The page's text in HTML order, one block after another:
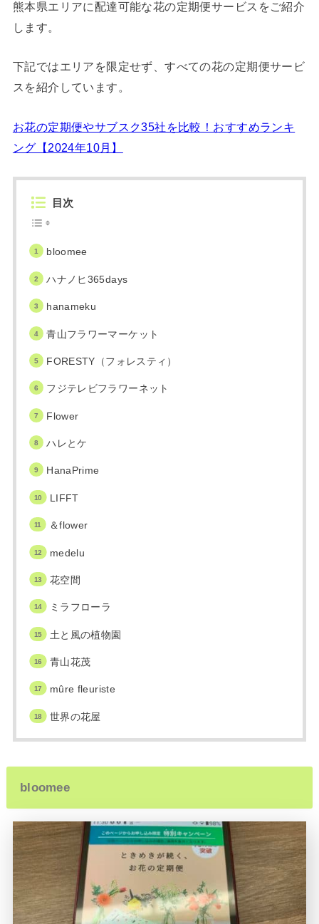
熊本県エリアに配達可能な花の定期便サービスをご紹介
します。
下記ではエリアを限定せず、すべての花の定期便サービ
スを紹介しています。
お花の定期便やサブスク35社を比較！おすすめランキ
ング【2024年10月】
目次
bloomee
ハナノヒ365days
hanameku
青山フラワーマーケット
FORESTY（フォレスティ）
フジテレビフラワーネット
Flower
ハレとケ
HanaPrime
LIFFT
＆flower
medelu
花空間
ミラフローラ
土と風の植物園
青山花茂
mûre fleuriste
世界の花屋
bloomee